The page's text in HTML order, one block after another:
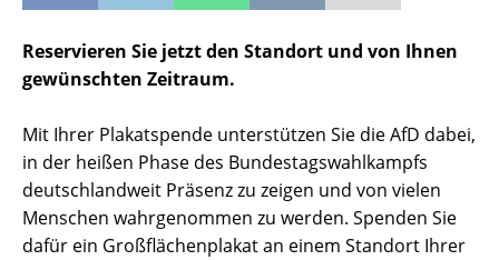
Reservieren Sie jetzt den Standort und von Ihnen
gewünschten Zeitraum.
Mit Ihrer Plakatspende unterstützen Sie die AfD dabei,
in der heißen Phase des Bundestagswahlkampfs
deutschlandweit Präsenz zu zeigen und von vielen
Menschen wahrgenommen zu werden. Spenden Sie
dafür ein Großflächenplakat an einem Standort Ihrer